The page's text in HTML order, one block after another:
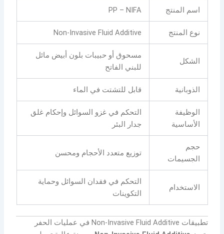
اسم المنتج PP – NIFA
نوع المنتج Non-Invasive Fluid Additive
الشكل
مسحوق أو حبيبات بلون أبيض مائل
للبني الفاتح
الذوبانية قابل للتشتت في الماء
الوظيفة
الأساسية
التحكم في غزو السوائل وإحكام غلق
جدار البئر
حجم
الجسيمات
توزيع متعدد الأحجام ومحسن
الاستخدام
التحكم في فقدان السوائل وحماية
التكوينات
تطبيقات Non-Invasive Fluid Additive في عمليات الحفر